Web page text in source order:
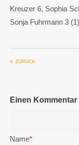
Kreuzer 6, Sophia
Sonja Fuhrmann 3
ZURÜCK
Einen
Name*